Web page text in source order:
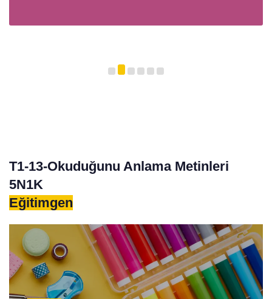
T1-13-Okuduğunu Anlama Metinleri
5N1K
Eğitimgen